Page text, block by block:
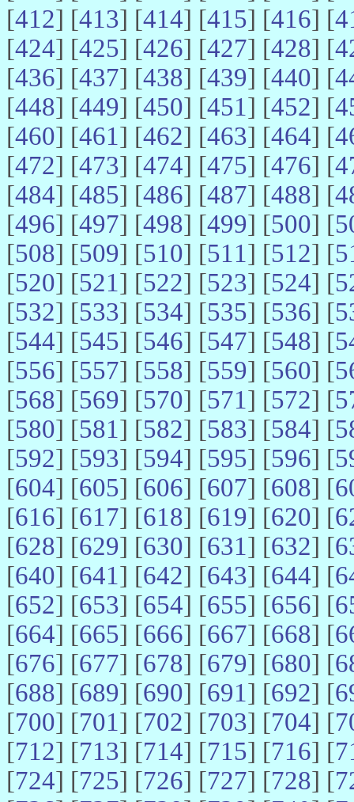
[412] [413] [414] [415] [416] [
[424] [425] [426] [427] [428] [
[436] [437] [438] [439] [440] [
[448] [449] [450] [451] [452] [
[460] [461] [462] [463] [464] [
[472] [473] [474] [475] [476] [
[484] [485] [486] [487] [488] [
[496] [497] [498] [499] [500] [
[508] [509] [510] [511] [512] [
[520] [521] [522] [523] [524] [
[532] [533] [534] [535] [536] [
[544] [545] [546] [547] [548] [
[556] [557] [558] [559] [560] [
[568] [569] [570] [571] [572] [
[580] [581] [582] [583] [584] [
[592] [593] [594] [595] [596] [
[604] [605] [606] [607] [608] [
[616] [617] [618] [619] [620] [
[628] [629] [630] [631] [632] [
[640] [641] [642] [643] [644] [
[652] [653] [654] [655] [656] [
[664] [665] [666] [667] [668] [
[676] [677] [678] [679] [680] [
[688] [689] [690] [691] [692] [
[700] [701] [702] [703] [704] [
[712] [713] [714] [715] [716] [
[724] [725] [726] [727] [728] [